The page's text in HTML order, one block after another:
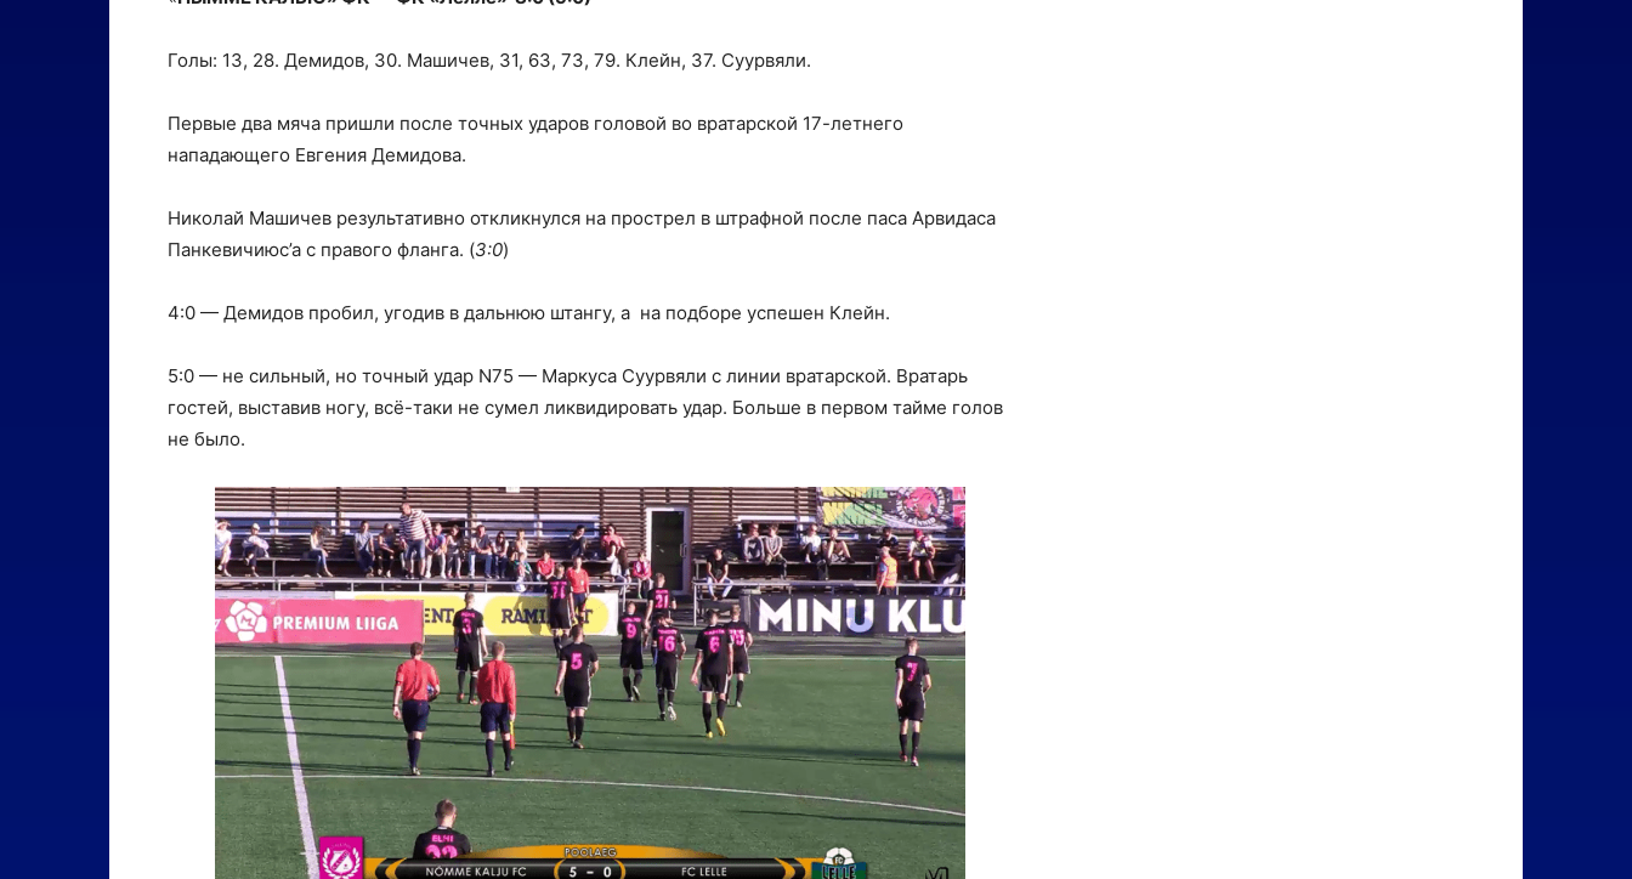
Голы: 13, 28. Демидов, 30. Машичев, 31, 63, 73, 79. Клейн, 37. Суурвяли.
Первые два мяча пришли после точных ударов головой во вратарской 17-летнего
нападающего Евгения Демидова.
Николай Машичев результативно откликнулся на прострел в штрафной после паса Арвидаса
Панкевичиюс’а с правого фланга. (3:0)
4:0 — Демидов пробил, угодив в дальнюю штангу, а на подборе успешен Клейн.
5:0 — не сильный, но точный удар N75 — Маркуса Суурвяли с линии вратарской. Вратарь
гостей, выставив ногу, всё-таки не сумел ликвидировать удар. Больше в первом тайме голов
не было.